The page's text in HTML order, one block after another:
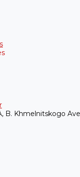
B. Khmelnitskogo